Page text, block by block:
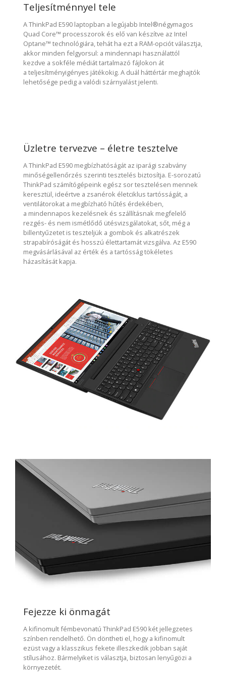
Teljesítménnyel tele
A ThinkPad E590 laptopban a legújabb Intel®négymagos
Quad Core™ processzorok és elő van készítve az Intel
Optane™ technológiára, tehát ha ezt a RAM-opciót választja,
akkor minden felgyorsul: a mindennapi használattól
kezdve a sokféle médiát tartalmazó fájlokon át
a teljesítményigényes játékokig. A duál háttértár meghajtók
lehetősége pedig a valódi szárnyalást jelenti.
Üzletre tervezve – életre tesztelve
A ThinkPad E590 megbízhatóságát az iparági szabvány
minőségellenőrzés szerinti tesztelés biztosítja. E-sorozatú
ThinkPad számítógépeink egész sor tesztelésen mennek
keresztül, ideértve a zsanérok életciklus tartósságát, a
ventilátorokat a megbízható hűtés érdekében,
a mindennapos kezelésnek és szállításnak megfelelő
rezgés- és nem ismétlődő ütésvizsgálatokat, sőt, még a
billentyűzetet is teszteljük a gombok és alkatrészek
strapabíróságát és hosszú élettartamát vizsgálva. Az E590
megvásárlásával az érték és a tartósság tökéletes
házasítását kapja.
Fejezze ki önmagát
A kifinomult fémbevonatú ThinkPad E590 két jellegzetes
színben rendelhető. Ön döntheti el, hogy a kifinomult
ezüst vagy a klasszikus fekete illeszkedik jobban saját
stílusához. Bármelyiket is választja, biztosan lenyűgözi a
környezetét.